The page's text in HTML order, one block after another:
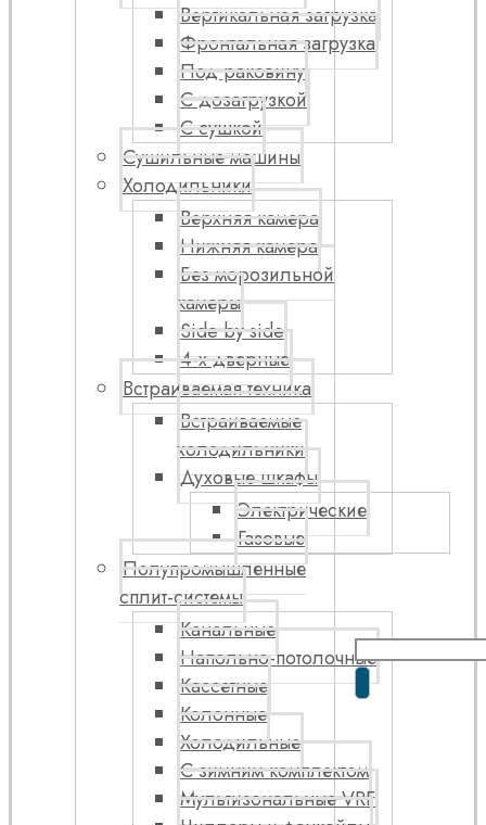
Вертикальная загрузка
Фронтальная загрузка
Под раковину
С дозагрузкой
С сушкой
Сушильные машины
Холодильники
Верхняя камера
Нижняя камера
Без морозильной
камеры
Side by side
4-х дверные
Встраиваемая техника
Встраиваемые
холодильники
Духовые шкафы
Электрические
Газовые
Полупромышленные
сплит-системы
Канальные
Напольно-потолочные
Кассетные
Колонные
Холодильные
С зимним комплектом
Мультизональные VRF